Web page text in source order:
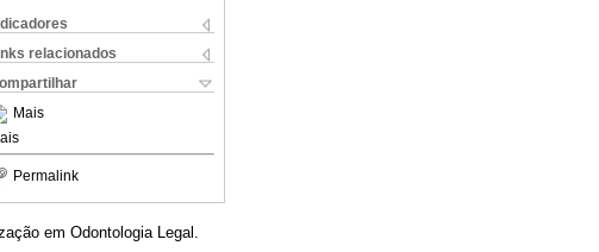
relacionados
Mais
Permalink
em Odontologia Legal.